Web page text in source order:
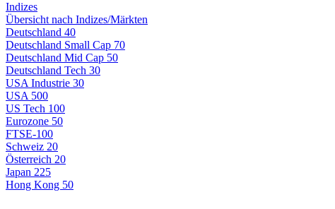
Indizes
Übersicht nach Indizes/Märkten
Deutschland 40
Deutschland Small Cap 70
Deutschland Mid Cap 50
Deutschland Tech 30
USA Industrie 30
USA 500
US Tech 100
Eurozone 50
FTSE-100
Schweiz 20
Österreich 20
Japan 225
Hong Kong 50